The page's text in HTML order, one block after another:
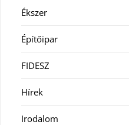
Ékszer
Építőipar
FIDESZ
Hírek
Irodalom